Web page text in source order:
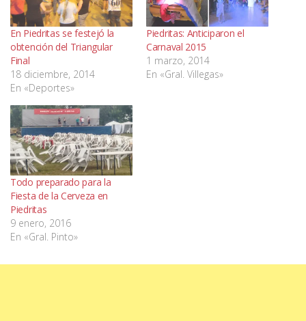
En Piedritas se festejó la
obtención del Triangular
Final
18 diciembre, 2014
En «Deportes»
Piedritas: Anticiparon el
Carnaval 2015
1 marzo, 2014
En «Gral. Villegas»
Todo preparado para la
Fiesta de la Cerveza en
Piedritas
9 enero, 2016
En «Gral. Pinto»